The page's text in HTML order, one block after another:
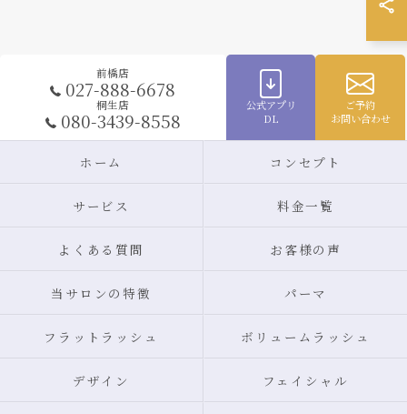
前橋店
027-888-6678
桐生店
080-3439-8558
公式アプリ
DL
ご予約
お問い合わせ
ホーム コンセプト
サービス 料金一覧
よくある質問 お客様の声
当サロンの特徴 パーマ
フラットラッシュ ボリュームラッシュ
デザイン フェイシャル